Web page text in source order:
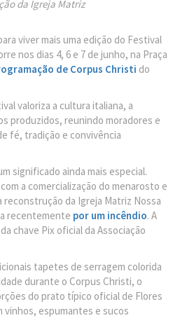
da Igreja Matriz
viver mais uma edição do Festival
nos dias 4, 6 e 7 de junho, na Praça
de Corpus Christi do
valoriza a cultura italiana, a
produzidos, reunindo moradores e
fé, tradição e convivência
significado ainda mais especial.
a comercialização do menarosto e
reconstrução da Igreja Matriz Nossa
recentemente por um incêndio. A
chave Pix oficial da Associação
tapetes de serragem colorida
durante o Corpus Christi, o
do prato típico oficial de Flores
vinhos, espumantes e sucos